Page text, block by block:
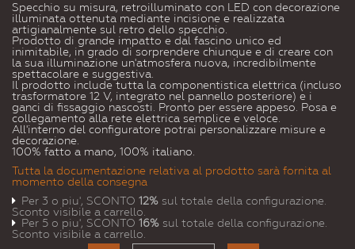
Specchio su misura, retroilluminato con LED con decorazione
illuminata ottenuta mediante incisione e realizzata
artigianalmente sul retro dello specchio.
Prodotto di grande impatto e dal fascino unico ed
inimitabile, in grado di sorprendere chiunque e di creare con
la sua illuminazione un'atmosfera nuova, incredibilmente
spettacolare e suggestiva.
Il prodotto include tutta la componentistica elettrica (incluso
trasformatore 12 V, integrato nel pannello posteriore) e i
ganci di fissaggio nascosti. Pronto per essere appeso. Posa e
collegamento alla rete elettrica semplice e veloce.
All'interno del configuratore potrai personalizzare misure e
decorazione.
100% fatto a mano, 100% italiano.
Tutta la documentazione relativa al prodotto sarà fornita al
momento della consegna
Per 3 o piu', SCONTO 12% sul totale della configurazione.
Sconto visibile a carrello.
Per 5 o piu', SCONTO 16% sul totale della configurazione.
Sconto visibile a carrello.